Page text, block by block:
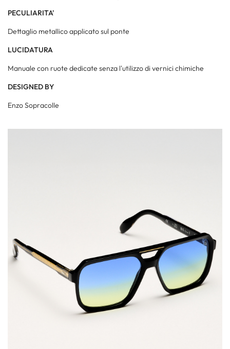
PECULIARITA'
Dettaglio metallico applicato sul ponte
LUCIDATURA
Manuale con ruote dedicate senza l'utilizzo di vernici chimiche
DESIGNED BY
Enzo Sopracolle